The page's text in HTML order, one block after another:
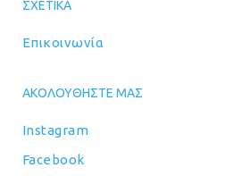
ΣΧΕΤΙΚΆ
Επικοινωνία
ΑΚΟΛΟΥΘΉΣΤΕ ΜΑΣ
Instagram
Facebook